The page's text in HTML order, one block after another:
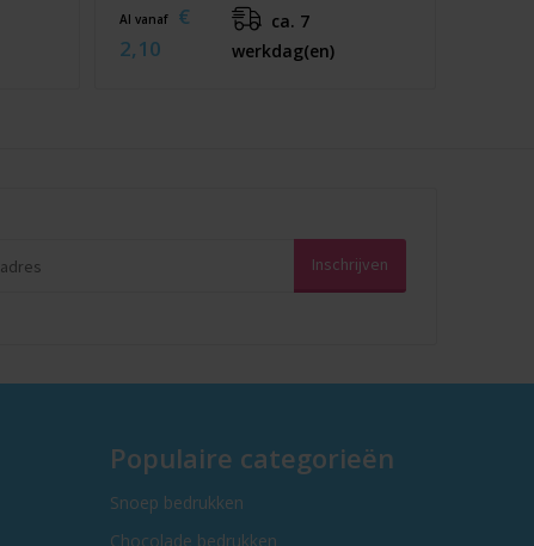
Al vanaf
€
2,10
ca. 7
werkdag(en)
Populaire categorieën
Snoep bedrukken
Chocolade bedrukken